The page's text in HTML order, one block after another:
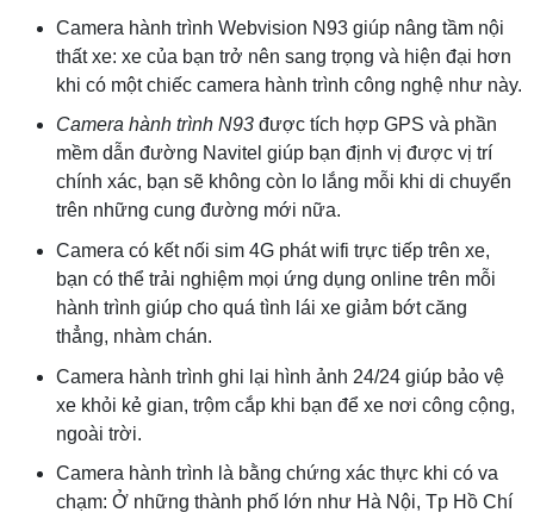
Camera hành trình Webvision N93 giúp nâng tầm nội
thất xe: xe của bạn trở nên sang trọng và hiện đại hơn
khi có một chiếc camera hành trình công nghệ như này.
Camera hành trình N93được tích hợp GPS và phần
mềm dẫn đường Navitel giúp bạn định vị được vị trí
chính xác, bạn sẽ không còn lo lắng mỗi khi di chuyển
trên những cung đường mới nữa.
Camera có kết nối sim 4G phát wifi trực tiếp trên xe,
bạn có thể trải nghiệm mọi ứng dụng online trên mỗi
hành trình giúp cho quá tình lái xe giảm bớt căng
thẳng, nhàm chán.
Camera hành trình ghi lại hình ảnh 24/24 giúp bảo vệ
xe khỏi kẻ gian, trộm cắp khi bạn để xe nơi công cộng,
ngoài trời.
Camera hành trình là bằng chứng xác thực khi có va
chạm: Ở những thành phố lớn như Hà Nội, Tp Hồ Chí